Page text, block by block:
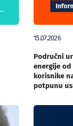
15.07.2026
Područni
energije
korisnike
potpunu